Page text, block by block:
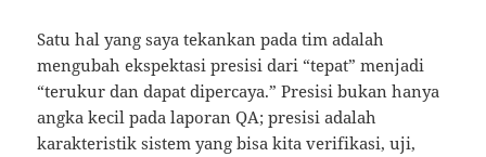
Satu hal yang saya tekankan pada tim adalah
mengubah ekspektasi presisi dari “tepat” menjadi
“terukur dan dapat dipercaya.” Presisi bukan hanya
angka kecil pada laporan QA; presisi adalah
karakteristik sistem yang bisa kita verifikasi, uji,